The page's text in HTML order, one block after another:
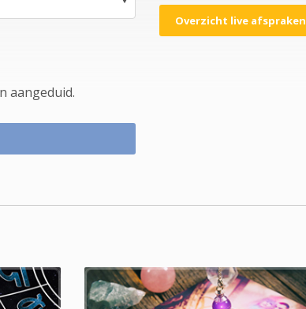
aangeduid.
Overzicht live afspraken